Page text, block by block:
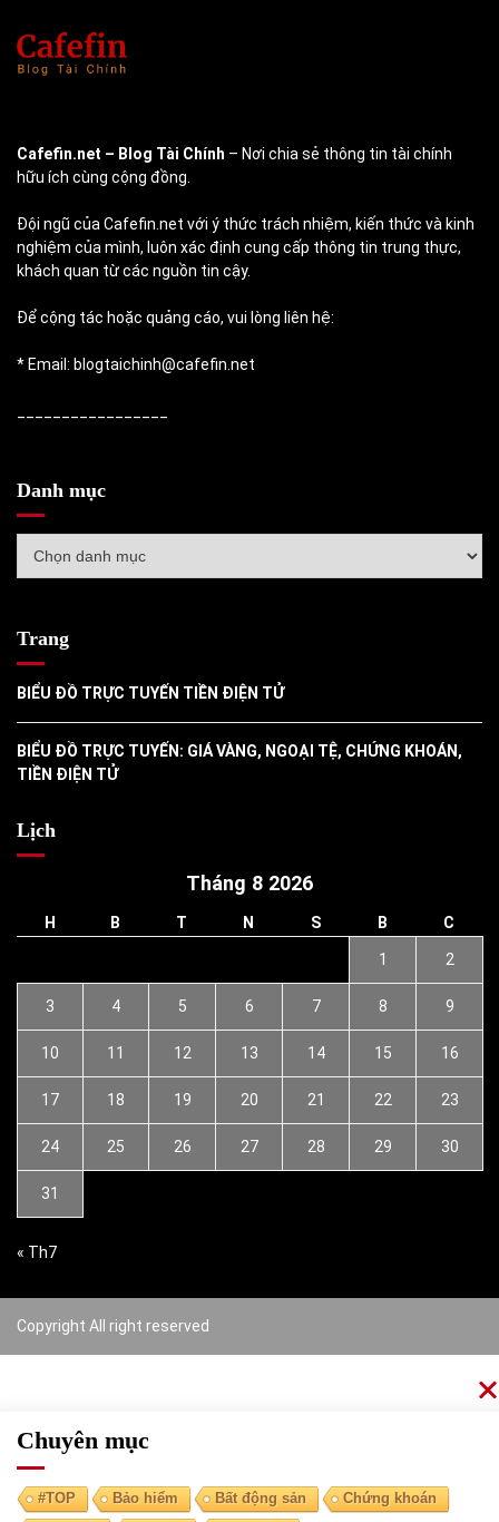
Cafefin.net – Blog Tài Chính – Nơi chia sẻ thông tin tài chính
hữu ích cùng cộng đồng.
Đội ngũ của Cafefin.net với ý thức trách nhiệm, kiến thức và kinh
nghiệm của mình, luôn xác định cung cấp thông tin trung thực,
khách quan từ các nguồn tin cậy.
Để cộng tác hoặc quảng cáo, vui lòng liên hệ:
* Email: blogtaichinh@cafefin.net
Danh mục
mục
Trang
BIỂU ĐỒ TRỰC TUYẾN TIỀN ĐIỆN TỬ
BIỂU ĐỒ TRỰC TUYẾN: GIÁ VÀNG, NGOẠI TỆ, CHỨNG KHOÁN,
TIỀN ĐIỆN TỬ
Lịch
Tháng 8 2026
H B T N S B C
1 2
3 4 5 6 7 8 9
10 11 12 13 14 15 16
17 18 19 20 21 22 23
24 25 26 27 28 29 30
31
« Th7
Copyright All right reserved
Chuyên mục
#TOP Bảo hiểm Bất động sản Chứng khoán